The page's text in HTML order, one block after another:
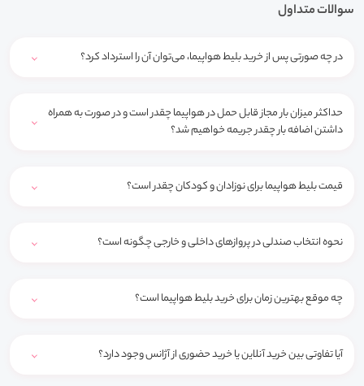
سوالات متداول
در چه صورتی پس از خرید بلیط هواپیما، می‌توان آن را استرداد کرد؟
حداکثر میزان بار مجاز قابل حمل در هواپیما چقدر است و در صورت به همراه
داشتن اضافه بار چقدر جریمه خواهیم شد؟
قیمت بلیط هواپیما برای نوزادان و کودکان چقدر است؟
نحوه انتخاب صندلی در پروازهای داخلی و خارجی چگونه است؟
چه موقع بهترین زمان برای خرید بلیط هواپیما است؟
آیا تفاوتی بین خرید آنلاین یا خرید حضوری از آژانس وجود دارد؟